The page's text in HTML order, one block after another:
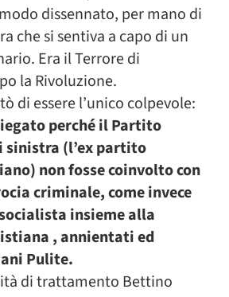
dissennato, per mano di
che si sentiva a capo di un
Era il Terrore di
la Rivoluzione.
di essere l’unico colpevole:
perché il Partito
sinistra (l’ex partito
non fosse coinvolto con
criminale, come invece
insieme alla
, annientati ed
Pulite.
di trattamento Bettino